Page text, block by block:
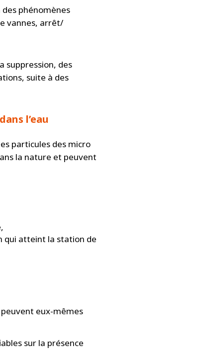
phénomènes
vannes, arrêt/
suppression, des
suite à des
l’eau
particules des micro
la nature et peuvent
qui atteint la station de
eux-mêmes
sur la présence